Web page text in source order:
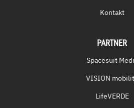
Kontakt
PARTNER
Spacesuit
VISION
LifeVERDE